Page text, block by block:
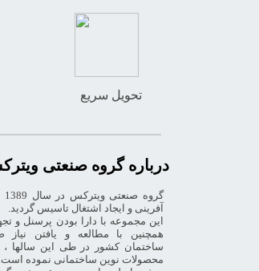
تحویل سریع
درباره گروه صنعتی
آفرینی و ایجاد اشتغال تاسیس گردید.
این مجموعه با دارا بودن پرسنل و
همچنین با مطالعه و یافتن
ساختمان کشور در طی این سالها ،
محصولات نوین ساختمانی نموده است.